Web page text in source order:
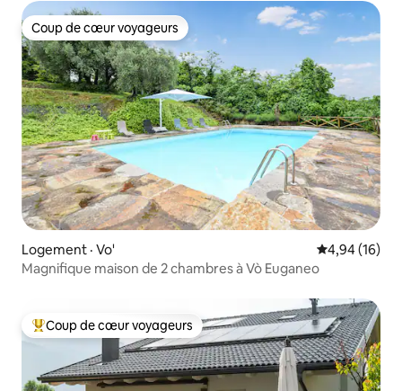
Coup de cœur voyageurs
Coup de cœur voyageurs
Logement · Vo' Note
4,94 (16)
Magnifique maison de 2 chambres à Vò Euganeo
Coup de cœur voyageurs parmi les plus aimés
Coup de cœur voyageurs